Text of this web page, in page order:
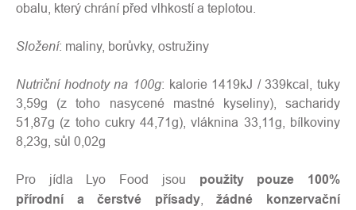
obalu, který chrání před vlhkostí a teplotou.
Složení: maliny, borůvky, ostružiny
Nutriční hodnoty na 100g: kalorie 1419kJ / 339kcal, tuky
3,59g (z toho nasycené mastné kyseliny), sacharidy
51,87g (z toho cukry 44,71g), vláknina 33,11g, bílkoviny
8,23g, sůl 0,02g
Pro jídla Lyo Food jsou použity pouze 100%
přírodní a čerstvé přísady,žádné konzervační